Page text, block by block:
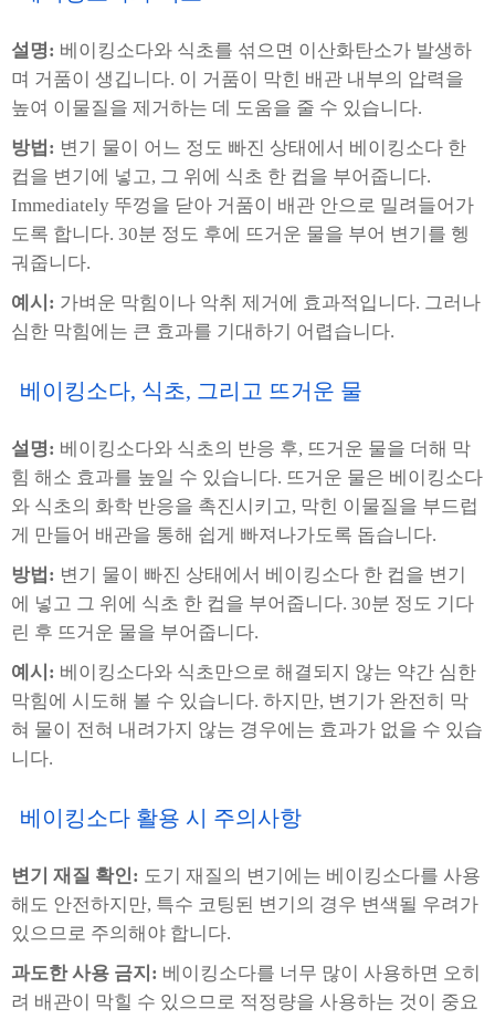
설명: 베이킹소다와 식초를 섞으면 이산화탄소가 발생하
며 거품이 생깁니다. 이 거품이 막힌 배관 내부의 압력을
높여 이물질을 제거하는 데 도움을 줄 수 있습니다.
방법: 변기 물이 어느 정도 빠진 상태에서 베이킹소다 한
컵을 변기에 넣고, 그 위에 식초 한 컵을 부어줍니다.
Immediately 뚜껑을 닫아 거품이 배관 안으로 밀려들어가
도록 합니다. 30분 정도 후에 뜨거운 물을 부어 변기를 헹
궈줍니다.
예시: 가벼운 막힘이나 악취 제거에 효과적입니다. 그러나
심한 막힘에는 큰 효과를 기대하기 어렵습니다.
베이킹소다, 식초, 그리고 뜨거운 물
설명: 베이킹소다와 식초의 반응 후, 뜨거운 물을 더해 막
힘 해소 효과를 높일 수 있습니다. 뜨거운 물은 베이킹소다
와 식초의 화학 반응을 촉진시키고, 막힌 이물질을 부드럽
게 만들어 배관을 통해 쉽게 빠져나가도록 돕습니다.
방법: 변기 물이 빠진 상태에서 베이킹소다 한 컵을 변기
에 넣고 그 위에 식초 한 컵을 부어줍니다. 30분 정도 기다
린 후 뜨거운 물을 부어줍니다.
예시: 베이킹소다와 식초만으로 해결되지 않는 약간 심한
막힘에 시도해 볼 수 있습니다. 하지만, 변기가 완전히 막
혀 물이 전혀 내려가지 않는 경우에는 효과가 없을 수 있습
니다.
베이킹소다 활용 시 주의사항
변기 재질 확인: 도기 재질의 변기에는 베이킹소다를 사용
해도 안전하지만, 특수 코팅된 변기의 경우 변색될 우려가
있으므로 주의해야 합니다.
과도한 사용 금지: 베이킹소다를 너무 많이 사용하면 오히
려 배관이 막힐 수 있으므로 적정량을 사용하는 것이 중요